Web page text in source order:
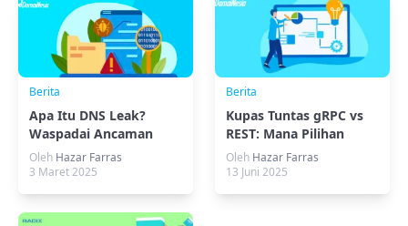
Berita
Apa Itu DNS Leak?
Waspadai Ancaman
Tersembunyi di
Internet!
Oleh Hazar Farras
3 Maret 2025
Berita
Kupas Tuntas gRPC vs
REST: Mana Pilihan
Terbaikmu?
Oleh Hazar Farras
13 Juni 2025